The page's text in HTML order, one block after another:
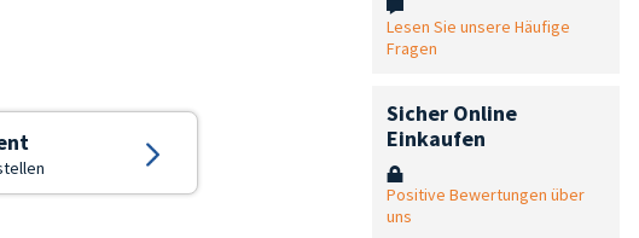
Lesen Sie unsere Häufige
Fragen
Sicher Online
Einkaufen
Positive Bewertungen über
uns